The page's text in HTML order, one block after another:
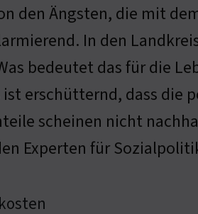
den Ängsten, die mit
In den
bedeutet das für die
erschütternd, dass
scheinen nicht
Experten für